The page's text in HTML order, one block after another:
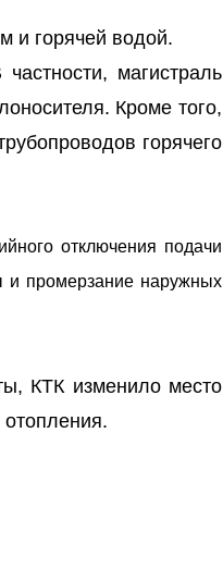
и горячей водой.
магистраль
Кроме того,
горячего
отключения подачи
и промерзание наружных
КТК изменило место